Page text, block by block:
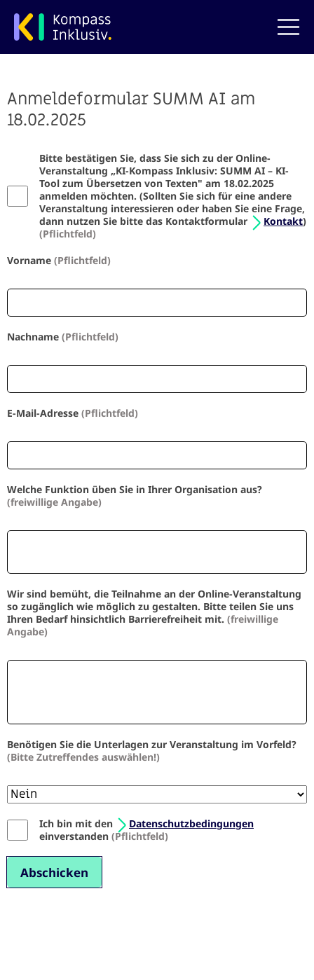
zum Hauptinhalt springen
Anmeldeformular SUMM AI am
18.02.2025
Bitte bestätigen Sie, dass Sie sich zu der Online-
Veranstaltung „KI-Kompass Inklusiv: SUMM AI – KI-
Tool zum Übersetzen von Texten" am 18.02.2025
anmelden möchten. (Sollten Sie sich für eine andere
Veranstaltung interessieren oder haben Sie eine Frage,
dann nutzen Sie bitte das Kontaktformular
Kontakt)
(Pflichtfeld)
Vorname (Pflichtfeld)
Nachname (Pflichtfeld)
E-Mail-Adresse (Pflichtfeld)
Welche Funktion üben Sie in Ihrer Organisation aus?
(freiwillige Angabe)
Wir sind bemüht, die Teilnahme an der Online-Veranstaltung
so zugänglich wie möglich zu gestalten. Bitte teilen Sie uns
Ihren Bedarf hinsichtlich Barrierefreiheit mit. (freiwillige
Angabe)
Benötigen Sie die Unterlagen zur Veranstaltung im Vorfeld?
(Bitte Zutreffendes auswählen!)
Ich bin mit den
Datenschutzbedingungen
einverstanden (Pflichtfeld)
Abschicken